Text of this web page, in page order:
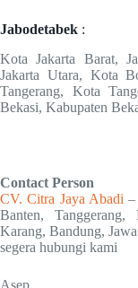
Jabodetabek :
Kota Jakarta Barat,
Jakarta Utara, Kota
Tangerang, Kota
Bekasi, Kabupaten
Contact Person
CV. Citra Jaya Abadi –
Banten,
Karang, Bandung,
segera hubungi kami
Asep